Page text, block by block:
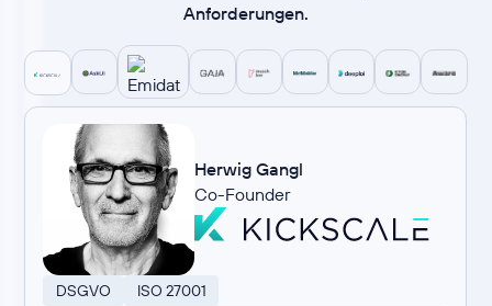
Anforderungen.
Herwig Gangl
Co-Founder
DSGVO ISO 27001